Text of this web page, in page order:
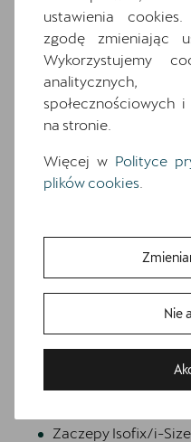
Przetestuj model z
Oswietlenie
bocznych
Schowek z funkcją
ładowania telefonu
Siatka dzieląca
Speed limiter
Sportowa
obszyta skora
funkcja
and Leaving Home
System
Wnetrze CUPRA z
Zaczepy Isofix/i-
ustawienia
zgodę zmieniając
Wykorzystujemy
analitycznych,
społecznościowych
na stronie.
Więcej w Polityce
plików cookies
Nie